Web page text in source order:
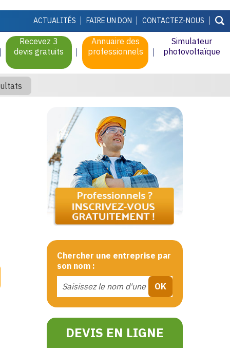
ACTUALITÉS FAIRE UN DON CONTACTEZ-NOUS
Recevez 3
devis gratuits
Annuaire des
professionnels
Simulateur
photovoltaïque
Chercher une entreprise par
son nom :
DEVIS EN LIGNE